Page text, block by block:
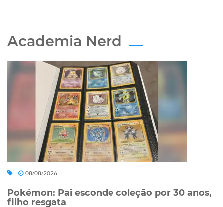
Academia Nerd
08/08/2026
Pokémon: Pai esconde coleção por 30 anos,
filho resgata